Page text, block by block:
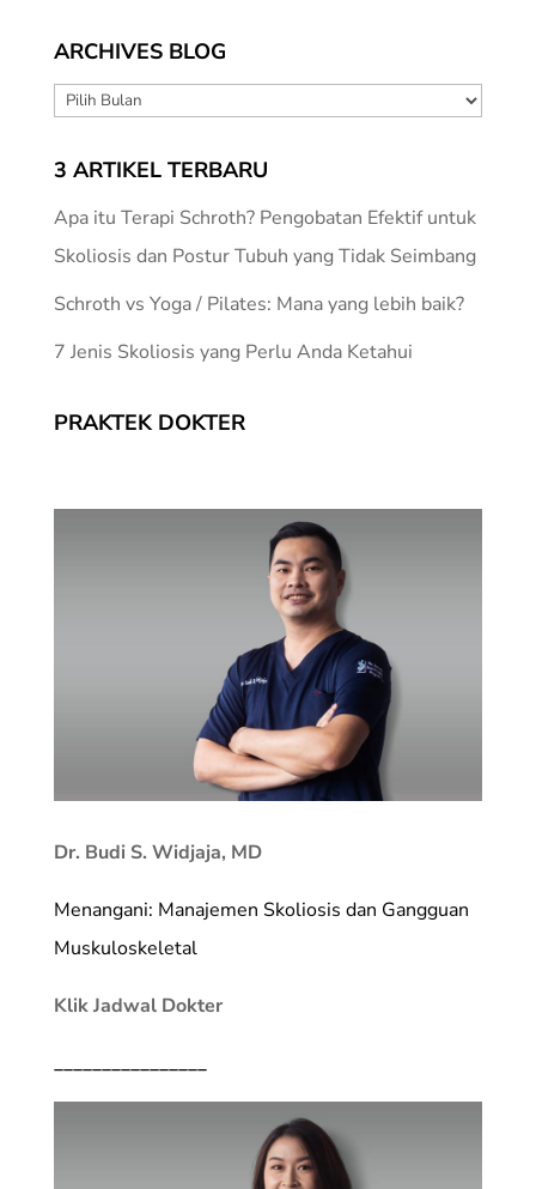
ARCHIVES BLOG
ARCHIVES
3 ARTIKEL TERBARU
Apa itu Terapi Schroth? Pengobatan Efektif untuk
Skoliosis dan Postur Tubuh yang Tidak Seimbang
Schroth vs Yoga / Pilates: Mana yang lebih baik?
7 Jenis Skoliosis yang Perlu Anda Ketahui
PRAKTEK DOKTER
Dr. Budi S. Widjaja, MD
Menangani: Manajemen Skoliosis dan Gangguan
Muskuloskeletal
Klik Jadwal Dokter
________________